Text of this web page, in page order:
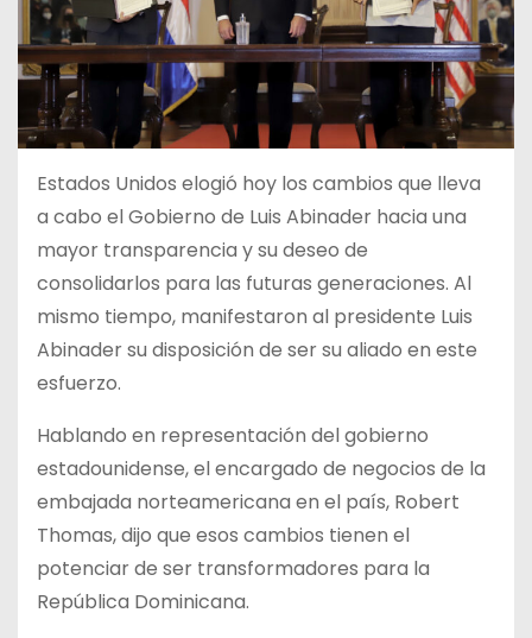
Estados Unidos elogió hoy los cambios que lleva
a cabo el Gobierno de Luis Abinader hacia una
mayor transparencia y su deseo de
consolidarlos para las futuras generaciones. Al
mismo tiempo, manifestaron al presidente Luis
Abinader su disposición de ser su aliado en este
esfuerzo.
Hablando en representación del gobierno
estadounidense, el encargado de negocios de la
embajada norteamericana en el país, Robert
Thomas, dijo que esos cambios tienen el
potenciar de ser transformadores para la
República Dominicana.